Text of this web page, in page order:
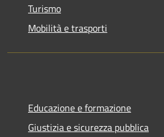
Turismo
Mobilità e trasporti
Educazione e formazione
Giustizia e sicurezza pubblica